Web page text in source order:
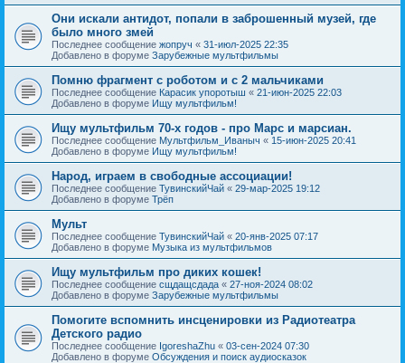
Они искали антидот, попали в заброшенный музей, где
было много змей
Последнее сообщение жопруч « 31-июл-2025 22:35
Добавлено в форуме Зарубежные мультфильмы
Помню фрагмент с роботом и с 2 мальчиками
Последнее сообщение Карасик упоротыш « 21-июн-2025 22:03
Добавлено в форуме Ищу мультфильм!
Ищу мультфильм 70-х годов - про Марс и марсиан.
Последнее сообщение Мультфильм_Иваныч « 15-июн-2025 20:41
Добавлено в форуме Ищу мультфильм!
Народ, играем в свободные ассоциации!
Последнее сообщение ТувинскийЧай « 29-мар-2025 19:12
Добавлено в форуме Трёп
Мульт
Последнее сообщение ТувинскийЧай « 20-янв-2025 07:17
Добавлено в форуме Музыка из мультфильмов
Ищу мультфильм про диких кошек!
Последнее сообщение сщдащсдада « 27-ноя-2024 08:02
Добавлено в форуме Зарубежные мультфильмы
Помогите вспомнить инсценировки из Радиотеатра
Детского радио
Последнее сообщение IgoreshaZhu « 03-сен-2024 07:30
Добавлено в форуме Обсуждения и поиск аудиосказок